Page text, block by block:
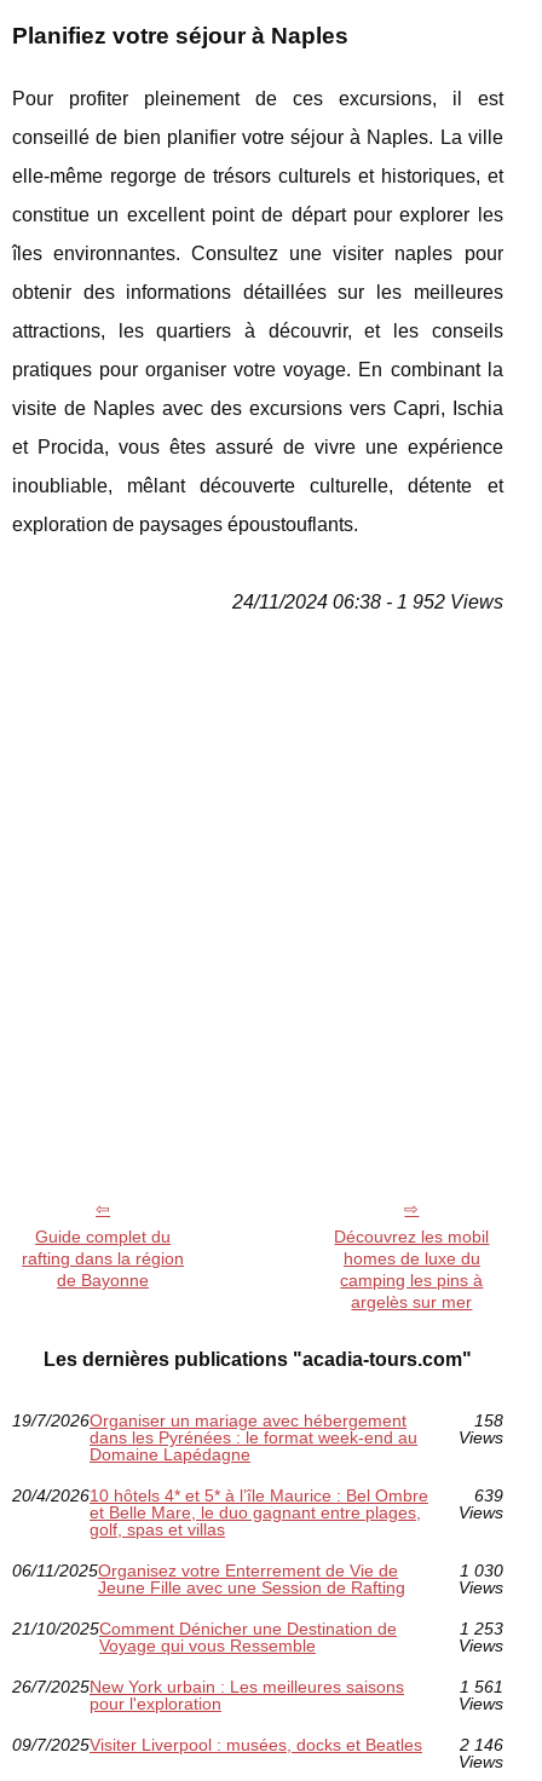
Planifiez votre séjour à Naples
Pour profiter pleinement de ces excursions, il est
conseillé de bien planifier votre séjour à Naples. La ville
elle-même regorge de trésors culturels et historiques, et
constitue un excellent point de départ pour explorer les
îles environnantes. Consultez une visiter naples pour
obtenir des informations détaillées sur les meilleures
attractions, les quartiers à découvrir, et les conseils
pratiques pour organiser votre voyage. En combinant la
visite de Naples avec des excursions vers Capri, Ischia
et Procida, vous êtes assuré de vivre une expérience
inoubliable, mêlant découverte culturelle, détente et
exploration de paysages époustouflants.
24/11/2024 06:38 - 1 952 Views
Guide complet du
rafting dans la région
de Bayonne
Découvrez les mobil
homes de luxe du
camping les pins à
argelès sur mer
Les dernières publications "acadia-tours.com"
19/7/2026Organiser un mariage avec hébergement
dans les Pyrénées : le format week-end au
Domaine Lapédagne
158
Views
20/4/202610 hôtels 4* et 5* à l’île Maurice : Bel Ombre
et Belle Mare, le duo gagnant entre plages,
golf, spas et villas
639
Views
06/11/2025Organisez votre Enterrement de Vie de
Jeune Fille avec une Session de Rafting
1 030
Views
21/10/2025Comment Dénicher une Destination de
Voyage qui vous Ressemble
1 253
Views
26/7/2025New York urbain : Les meilleures saisons
pour l'exploration
1 561
Views
09/7/2025Visiter Liverpool : musées, docks et Beatles
2 146
Views